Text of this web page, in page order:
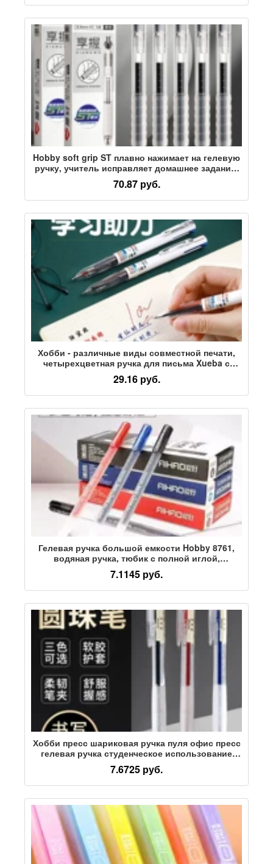
Hobby soft grip ST плавно нажимает на гелевую
ручку, учитель исправляет домашнее задание,
неправильно проставляет отметки, а ученик
большой емкости использует ее для доработки
и внесения изменений.
70.87 руб.
Хобби - различные виды совместной печати,
четырехцветная ручка для письма Xueba с
нескользящей ручкой, многоцветная гелевая
ручка "четыре в одном" оптом
29.16 руб.
Гелевая ручка большой емкости Hobby 8761,
водяная ручка, тюбик с полной иглой,
экзаменационная кисть для студентов
размером 0,5 см, черная ручка, офисная ручка
для подписи
7.1145 руб.
Хобби пресс шариковая ручка пуля офис пресс
гелевая ручка студенческое использование
телескопическая студенческая масляная ручка
0,7 мм
7.6725 руб.